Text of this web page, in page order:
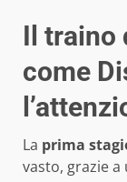
Il traino
come
La prima
vasto, grazie